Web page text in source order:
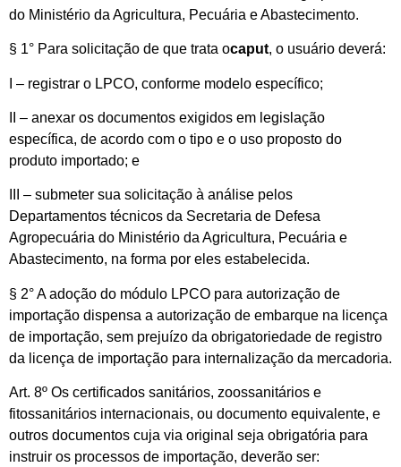
do Ministério da Agricultura, Pecuária e Abastecimento.
§ 1° Para solicitação de que trata ocaput, o usuário deverá:
I – registrar o LPCO, conforme modelo específico;
II – anexar os documentos exigidos em legislação
específica, de acordo com o tipo e o uso proposto do
produto importado; e
III – submeter sua solicitação à análise pelos
Departamentos técnicos da Secretaria de Defesa
Agropecuária do Ministério da Agricultura, Pecuária e
Abastecimento, na forma por eles estabelecida.
§ 2° A adoção do módulo LPCO para autorização de
importação dispensa a autorização de embarque na licença
de importação, sem prejuízo da obrigatoriedade de registro
da licença de importação para internalização da mercadoria.
Art. 8º Os certificados sanitários, zoossanitários e
fitossanitários internacionais, ou documento equivalente, e
outros documentos cuja via original seja obrigatória para
instruir os processos de importação, deverão ser: